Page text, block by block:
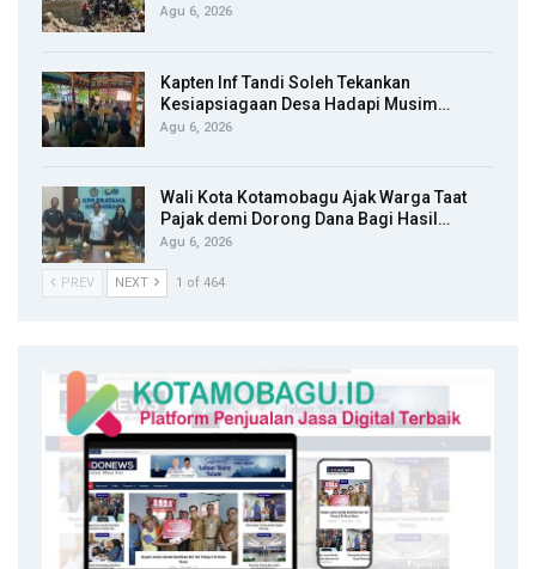
Agu 6, 2026
Kapten Inf Tandi Soleh Tekankan
Kesiapsiagaan Desa Hadapi Musim…
Agu 6, 2026
Wali Kota Kotamobagu Ajak Warga Taat
Pajak demi Dorong Dana Bagi Hasil…
Agu 6, 2026
PREV NEXT 1 of 464